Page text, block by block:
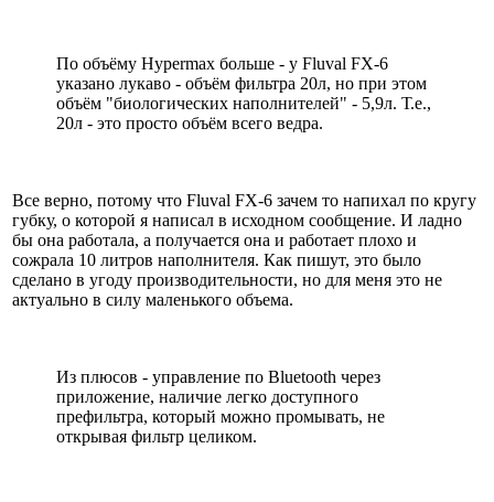
По объёму Hypermax больше - у Fluval FX-6
указано лукаво - объём фильтра 20л, но при этом
объём "биологических наполнителей" - 5,9л. Т.е.,
20л - это просто объём всего ведра.
Все верно, потому что Fluval FX-6 зачем то напихал по кругу
губку, о которой я написал в исходном сообщение. И ладно
бы она работала, а получается она и работает плохо и
сожрала 10 литров наполнителя. Как пишут, это было
сделано в угоду производительности, но для меня это не
актуально в силу маленького объема.
Из плюсов - управление по Bluetooth через
приложение, наличие легко доступного
префильтра, который можно промывать, не
открывая фильтр целиком.